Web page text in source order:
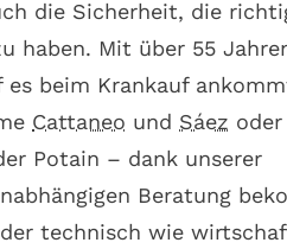
die Sicherheit, die
haben. Mit über 55
beim Krankauf
Cattaneo und Sáez
Potain – dank unserer
Beratung
technisch wie